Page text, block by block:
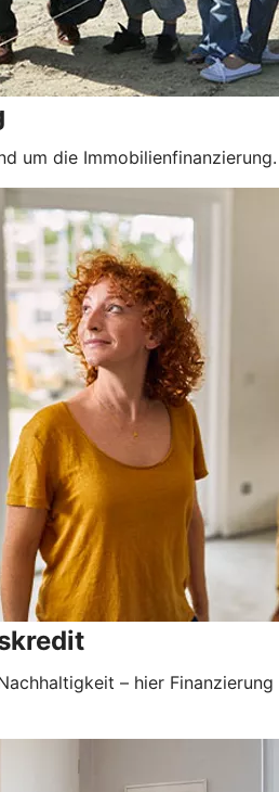
um die Immobilienfinanzierung.
– hier Finanzierung